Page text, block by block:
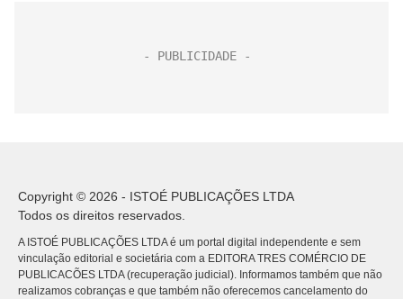
Copyright © 2026 - ISTOÉ PUBLICAÇÕES LTDA
Todos os direitos reservados.
A ISTOÉ PUBLICAÇÕES LTDA é um portal digital independente e sem
vinculação editorial e societária com a EDITORA TRES COMÉRCIO DE
PUBLICACÕES LTDA (recuperação judicial). Informamos também que não
realizamos cobranças e que também não oferecemos cancelamento do